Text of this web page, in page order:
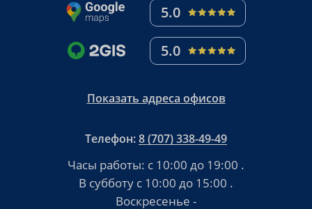
5.0
5.0
Показать адреса офисов
Телефон:8 (707) 338-49-49
Часы работы: с 10:00 до 19:00 .
В субботу с 10:00 до 15:00 .
Воскресенье -